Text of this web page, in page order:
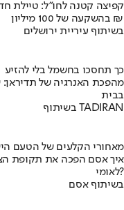
קפיצה קטנה לחו"ל: טיילת
בהשקעה של 100 מיליון ₪
בשיתוף עיריית ירושלים
כך תחסכו בחשמל בלי להזיע
מהפכת האנרגיה של
בבית
בשיתוף TADIRAN
מאחורי הקלעים של הטעם
לאומי?
בשיתוף אסם